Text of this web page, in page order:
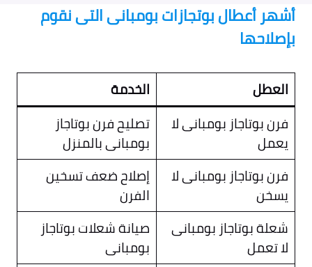
أشهر أعطال بوتجازات بومبانى التى نقوم
بإصلاحها
العطل
الخدمة
فرن بوتاجاز بومبانى لا
يعمل
تصليح فرن بوتاجاز
بومبانى بالمنزل
فرن بوتاجاز بومبانى لا
يسخن
إصلاح ضعف تسخين
الفرن
شعلة بوتاجاز بومبانى
لا تعمل
صيانة شعلات بوتاجاز
بومبانى